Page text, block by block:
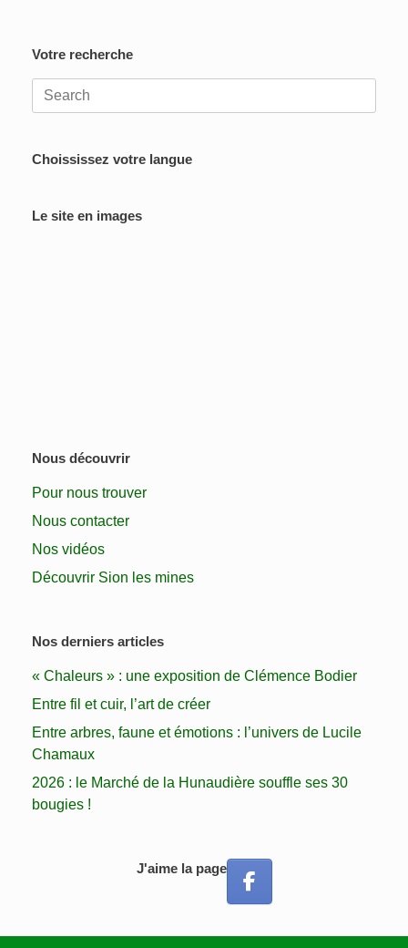
Votre recherche
Search
for:
Choississez votre langue
Le site en images
Nous découvrir
Pour nous trouver
Nous contacter
Nos vidéos
Découvrir Sion les mines
Nos derniers articles
« Chaleurs » : une exposition de Clémence Bodier
Entre fil et cuir, l’art de créer
Entre arbres, faune et émotions : l’univers de Lucile
Chamaux
2026 : le Marché de la Hunaudière souffle ses 30
bougies !
J'aime la page